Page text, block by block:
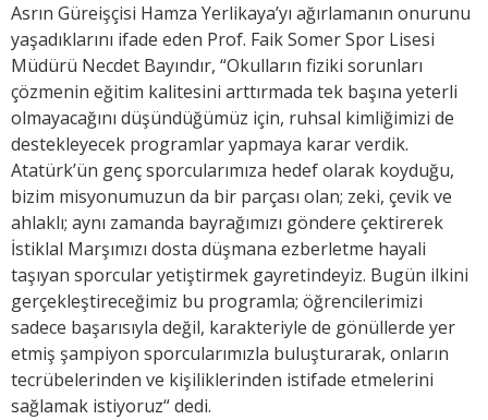
Asrın Güreişçisi Hamza Yerlikaya’yı ağırlamanın onurunu
yaşadıklarını ifade eden Prof. Faik Somer Spor Lisesi
Müdürü Necdet Bayındır, “Okulların fiziki sorunları
çözmenin eğitim kalitesini arttırmada tek başına yeterli
olmayacağını düşündüğümüz için, ruhsal kimliğimizi de
destekleyecek programlar yapmaya karar verdik.
Atatürk’ün genç sporcularımıza hedef olarak koyduğu,
bizim misyonumuzun da bir parçası olan; zeki, çevik ve
ahlaklı; aynı zamanda bayrağımızı göndere çektirerek
İstiklal Marşımızı dosta düşmana ezberletme hayali
taşıyan sporcular yetiştirmek gayretindeyiz. Bugün ilkini
gerçekleştireceğimiz bu programla; öğrencilerimizi
sadece başarısıyla değil, karakteriyle de gönüllerde yer
etmiş şampiyon sporcularımızla buluşturarak, onların
tecrübelerinden ve kişiliklerinden istifade etmelerini
sağlamak istiyoruz“ dedi.